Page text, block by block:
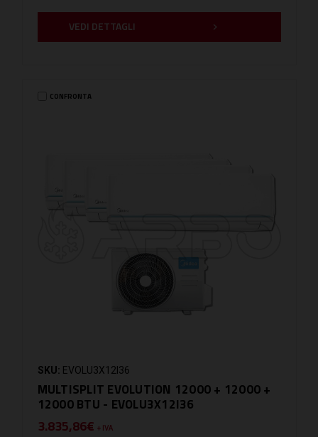
VEDI DETTAGLI
CONFRONTA
SKU: EVOLU3X12I36
MULTISPLIT EVOLUTION 12000 + 12000 +
12000 BTU - EVOLU3X12I36
3.835,86€ + IVA